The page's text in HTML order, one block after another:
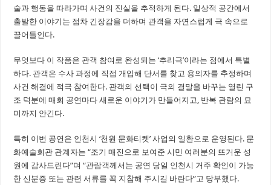
술과 행동을 따라가며 사건의 진실을 추적하게 된다. 일상적 공간에서
출발한 이야기는 점차 긴장감을 더하며 관객을 자연스럽게 극 속으로
끌어들인다.
무엇보다 이 작품은 관객 참여로 완성되는 ‘추리극’이라는 점에서 특별
하다. 관객은 수사 과정에 직접 개입해 단서를 찾고 용의자를 추정하며
사건 해결에 적극 참여한다. 관객의 선택이 극의 결말을 바꾸는 열린 구
조 덕분에 매회 공연마다 새로운 이야기가 만들어지고, 반복 관람의 묘
미까지 안긴다.
특히 이번 공연은 인천시 ‘천원 문화티켓’ 사업의 일환으로 운영된다. 문
화예술회관 관계자는 “조기 매진으로 보여준 시민 여러분의 뜨거운 성
원에 감사드린다”며 “관람객께서는 공연 당일 인천시 거주 확인이 가능
한 신분증 또는 관련 서류를 꼭 지참해 주시길 바란다”고 당부했다.